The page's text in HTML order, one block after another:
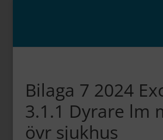
Bilaga 7 2024
3.1.1 Dyrare lm
övr sjukhus